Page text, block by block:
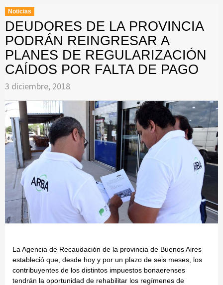
Noticias
DEUDORES DE LA PROVINCIA
PODRÁN REINGRESAR A
PLANES DE REGULARIZACIÓN
CAÍDOS POR FALTA DE PAGO
3 diciembre, 2018
La Agencia de Recaudación de la provincia de Buenos Aires
estableció que, desde hoy y por un plazo de seis meses, los
contribuyentes de los distintos impuestos bonaerenses
tendrán la oportunidad de rehabilitar los regímenes de